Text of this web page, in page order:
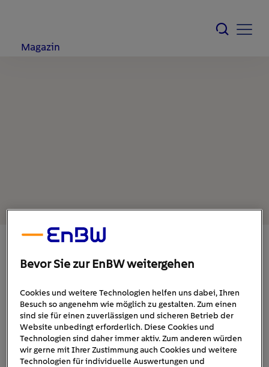
Magazin
9. Februar 2022 1min
elektronischer-
heizkostenverteiler
Bevor Sie zur EnBW weitergehen
Cookies und weitere Technologien helfen uns dabei, Ihren
Besuch so angenehm wie möglich zu gestalten. Zum einen
sind sie für einen zuverlässigen und sicheren Betrieb der
Website unbedingt erforderlich. Diese Cookies und
Technologien sind daher immer aktiv. Zum anderen würden
wir gerne mit Ihrer Zustimmung auch Cookies und weitere
Technologien für individuelle Auswertungen und